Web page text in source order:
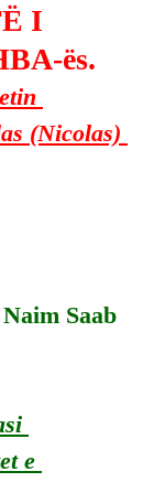
I
ës.
(Nicolas)
Saab
e